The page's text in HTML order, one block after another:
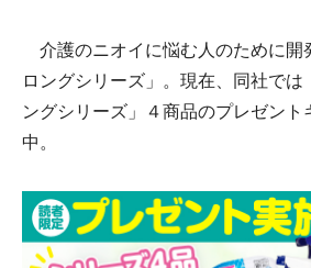
介護のニオイに悩む人のために開
ロングシリーズ」。現在、同社で
ングシリーズ」４商品のプレゼント
中。